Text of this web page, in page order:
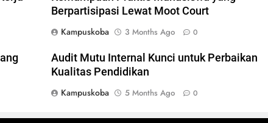
Berpartisipasi Lewat Moot Court
Kampuskoba
3 Months Ago 0
Audit Mutu Internal Kunci untuk Perbaikan
Kualitas Pendidikan
Kampuskoba
5 Months Ago 0